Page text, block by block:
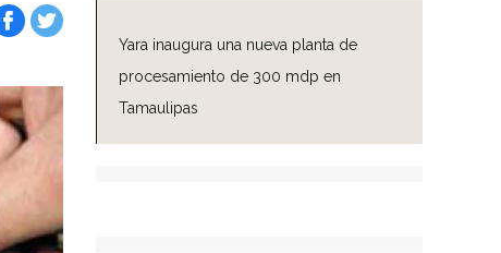
Yara inaugura una nueva planta de
procesamiento de 300 mdp en
Tamaulipas